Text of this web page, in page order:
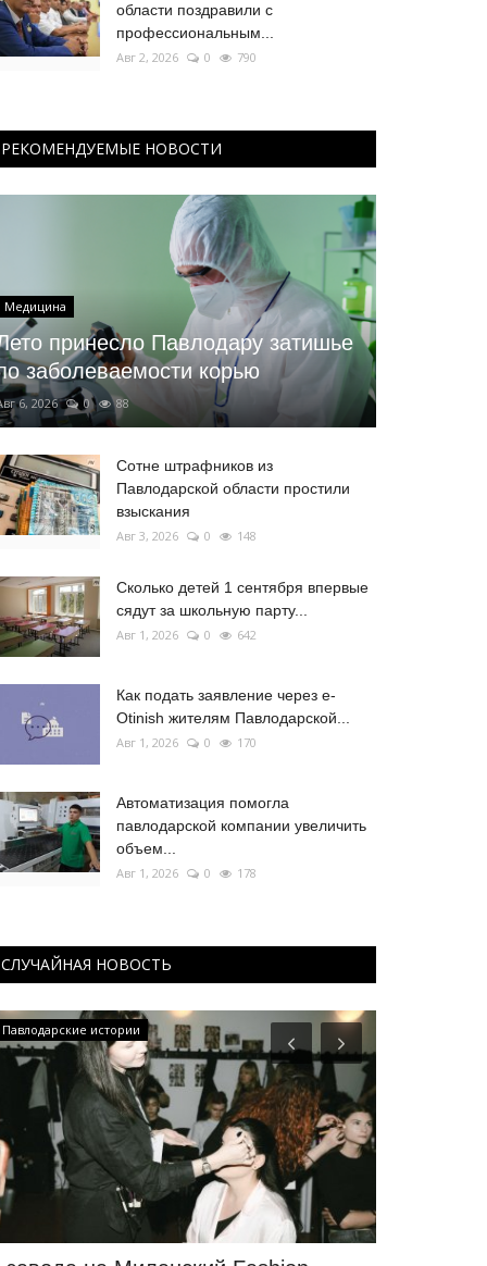
области поздравили с
профессиональным...
Авг 2, 2026 0 790
РЕКОМЕНДУЕМЫЕ НОВОСТИ
Медицина
принесло Павлодару затишье
заболеваемости корью
6, 2026 0 88
Сотне штрафников из
Павлодарской области простили
взыскания
Авг 3, 2026 0 148
Сколько детей 1 сентября впервые
сядут за школьную парту...
Авг 1, 2026 0 642
Как подать заявление через e-
Otinish жителям Павлодарской...
Авг 1, 2026 0 170
Автоматизация помогла
павлодарской компании увеличить
объем...
Авг 1, 2026 0 178
СЛУЧАЙНАЯ НОВОСТЬ
Павлодарские истории